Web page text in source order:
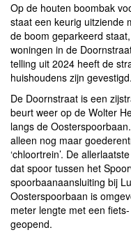
Op de houten boombak
staat een keurig uitziende
de boom geparkeerd
woningen in de
telling uit 2024 heeft de
huishoudens zijn gevestigd.
De Doornstraat is een
beurt weer op de Wolter
langs de
alleen nog maar
‘chloortrein’. De
dat spoor tussen het
spoorbaanaansluiting bij
Oosterspoorbaan is
meter lengte met een
geopend.